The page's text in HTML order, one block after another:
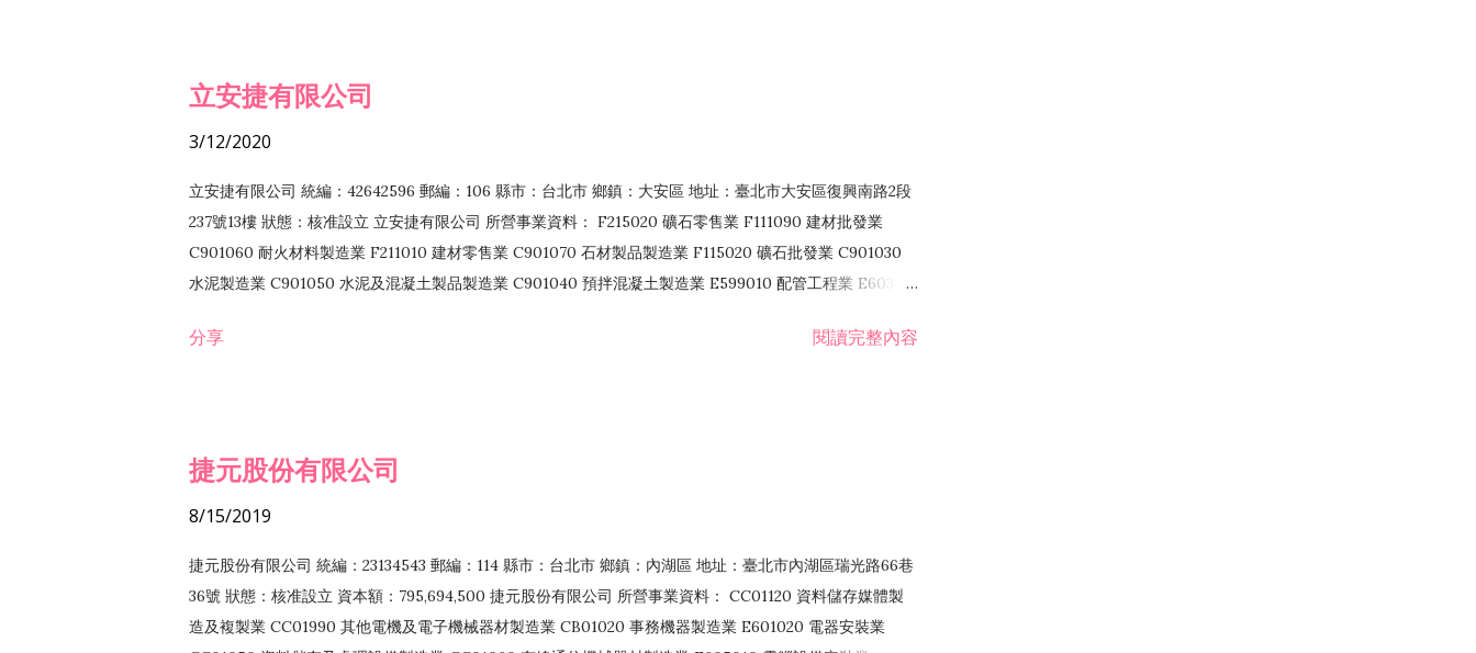
立安捷有限公司
3/12/2020
立安捷有限公司 統編：42642596 郵編：106 縣市：台北市 鄉鎮：大安區 地址：臺北市大安區復興南路2段
237號13樓 狀態：核准設立 立安捷有限公司 所營事業資料： F215020 礦石零售業 F111090 建材批發業
C901060 耐火材料製造業 F211010 建材零售業 C901070 石材製品製造業 F115020 礦石批發業 C901030
水泥製造業 C901050 水泥及混凝土製品製造業 C901040 預拌混凝土製造業 E599010 配管工程業 E603110
EZ99990 其他工程業 F102170 食品什貨批發業 F106020 日常用品批發業 F108031 醫療器材批發業
分享 閱讀完整內容
捷元股份有限公司
8/15/2019
捷元股份有限公司 統編：23134543 郵編：114 縣市：台北市 鄉鎮：內湖區 地址：臺北市內湖區瑞光路66巷
36號 狀態：核准設立 資本額：795,694,500 捷元股份有限公司 所營事業資料： CC01120 資料儲存媒體製
造及複製業 CC01990 其他電機及電子機械器材製造業 CB01020 事務機器製造業 E601020 電器安裝業